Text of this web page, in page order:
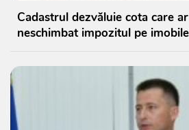
Cadastrul dezvăluie cota care
neschimbat impozitul pe